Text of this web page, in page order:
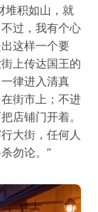
堆积如山，就
过，我有个心
这样一个要
上传达国王的
律进入清真
街市上；不进
店铺门开着。
大街，任何人
勿论。”